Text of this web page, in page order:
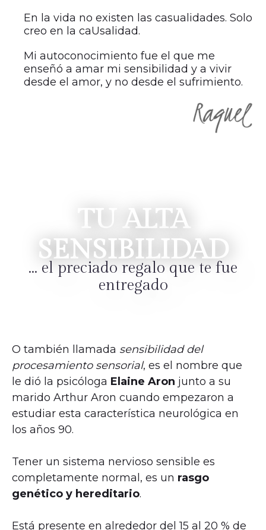
En la vida no existen las casualidades. Solo
creo en la caUsalidad.
Mi autoconocimiento fue el que me
enseñó a amar mi sensibilidad y a vivir
desde el amor, y no desde el sufrimiento.
TU ALTA
SENSIBILIDAD
... el preciado regalo que te fue
entregado
O también llamada sensibilidad del
procesamiento sensorial, es el nombre que
le dió la psicóloga Elaine Aron junto a su
marido Arthur Aron cuando empezaron a
estudiar esta característica neurológica en
los años 90.
Tener un sistema nervioso sensible es
completamente normal, es un rasgo
genético y hereditario.
Está presente en alrededor del 15 al 20 % de